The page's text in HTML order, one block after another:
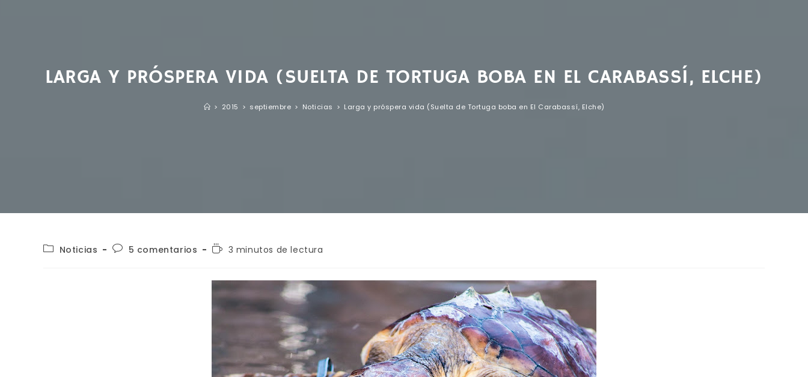
LARGA Y PRÓSPERA VIDA (SUELTA DE TORTUGA BOBA EN EL CARABASSÍ, ELCHE)
> 2015 > septiembre > Noticias > Larga y próspera vida (Suelta de Tortuga boba en El Carabassí, Elche)
Noticias 5 comentarios 3 minutos de lectura